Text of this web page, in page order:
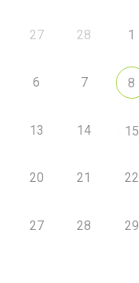
27 28 1
6 7 8
13 14 15
20 21 22
27 28 29